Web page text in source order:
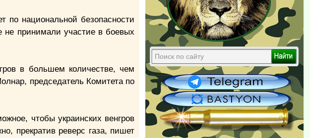
по национальной безопасности
не принимали участие в боевых
в большем количестве, чем
председатель Комитета по
чтобы украинских венгров
прекратив реверс газа, пишет